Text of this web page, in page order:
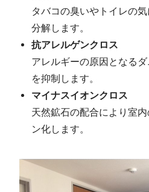
タバコの臭いやトイレの
分解します。
抗アレルゲンクロス
アレルギーの原因となる
を抑制します。
マイナスイオンクロス
天然鉱石の配合により室
ン化します。